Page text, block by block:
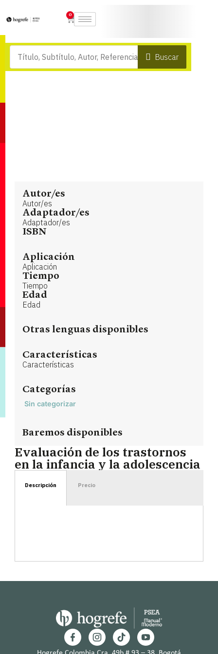
0
Buscar
Autor/es
Autor/es
Adaptador/es
Adaptador/es
ISBN
Aplicación
Aplicación
Tiempo
Tiempo
Edad
Edad
Otras lenguas disponibles
Características
Características
Categorías
Sin categorizar
Baremos disponibles
Evaluación de los trastornos
en la infancia y la adolescencia
Descripción Precio